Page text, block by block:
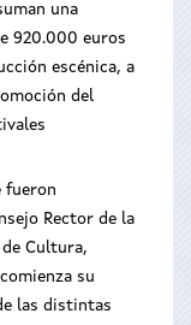
una
920.000 euros
escénica, a
del
fueron
Rector de la
Cultura,
su
las distintas